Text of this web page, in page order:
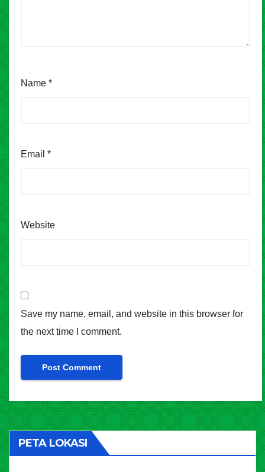
Name *
Email *
Website
Save my name, email, and website in this browser for
the next time I comment.
PETA LOKASI